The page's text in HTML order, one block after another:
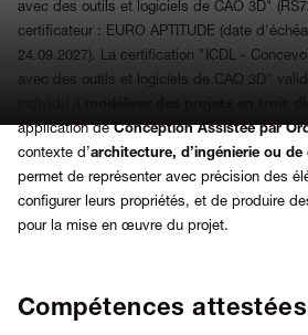
avec des outils et logiciels de CAO 3D"
certificateur : EURO APTITUDE (date
24.09.2027). La certification "ICDL -
avec des outils et logiciels de CAO 3D"
application deConception Assistée par
contexte d’architecture, d’ingénierie ou
permet de représenter avec précision des
configurer leurs propriétés, et de produire
pour la mise en œuvre du projet.
Compétences